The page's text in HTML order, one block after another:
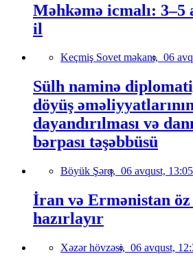
Məhkəmə icmalı: 3–5
il
Keçmiş Sovet məkanı, 06
Sülh naminə
döyüş
dayandırılması və
bərpası təşəbbüsü
Böyük Şərq, 06 avqust, 13:05
İran və Ermənistan
hazırlayır
Xəzər hövzəsi, 06 avqust,